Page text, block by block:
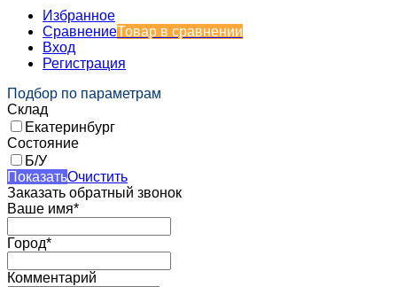
Избранное
СравнениеТовар в сравнении
Вход
Регистрация
Подбор по параметрам
Склад
Екатеринбург
Состояние
Б/У
ПоказатьОчистить
Заказать обратный звонок
Ваше имя*
Город*
Комментарий